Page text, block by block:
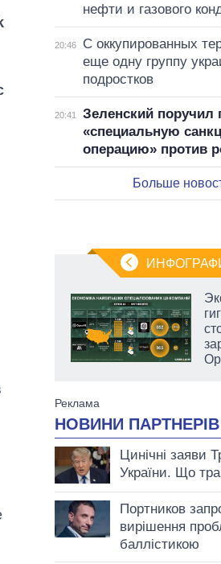
нефти и газового
20:46
С оккупированных
еще одну группу
подростков
20:41
Зеленский поручил
«специальную
операцию» против
Больше